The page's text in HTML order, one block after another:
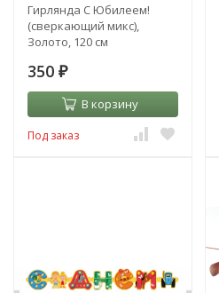
Гирлянда С Юбилеем!
(сверкающий микс),
Золото, 120 см
350 ₽
В корзину
Под заказ